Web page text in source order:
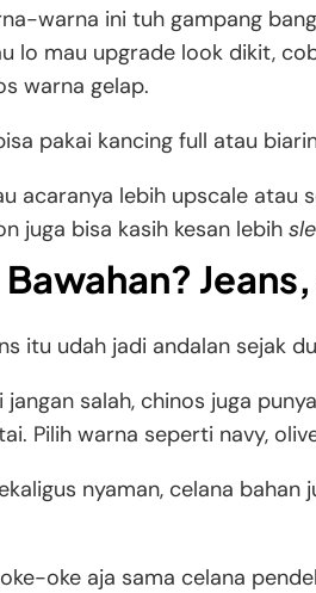
warna ini tuh gampang
lo mau upgrade look dikit,
warna gelap.
pakai kancing full atau
acaranya lebih upscale atau
juga bisa kasih kesan lebih
itu udah jadi andalan sejak
jangan salah, chinos juga
Pilih warna seperti navy,
nyaman, celana
oke aja sama celana